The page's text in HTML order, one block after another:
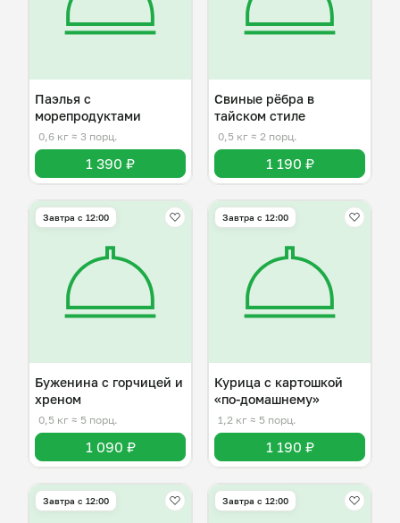
Паэлья с
морепродуктами
0,6 кг ≈ 3 порц.
1 390 ₽
Свиные рёбра в
тайском стиле
0,5 кг ≈ 2 порц.
1 190 ₽
Завтра c 12:00
Буженина с горчицей и
хреном
0,5 кг ≈ 5 порц.
1 090 ₽
Завтра c 12:00
Курица с картошкой
«по-домашнему»
1,2 кг ≈ 5 порц.
1 190 ₽
Завтра c 12:00 Завтра c 12:00